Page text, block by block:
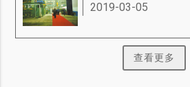
2019-03-05
查看更多